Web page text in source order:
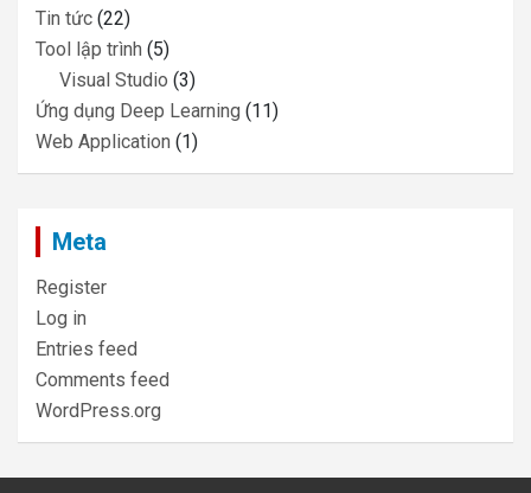
Tin tức (22)
Tool lập trình (5)
Visual Studio (3)
Ứng dụng Deep Learning (11)
Web Application (1)
Meta
Register
Log in
Entries feed
Comments feed
WordPress.org